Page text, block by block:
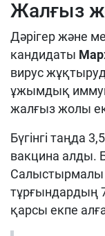
Жалғыз
Дәрігер және
кандидаты
вирус
ұжымдық
жалғыз жолы
Бүгінгі таңда
вакцина алды.
Салыстырмалы
тұрғындардың
қарсы екпе